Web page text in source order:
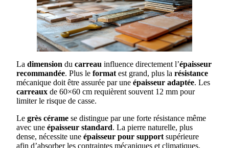
La dimension du carreau influence directement l’épaisseur
recommandée. Plus le format est grand, plus la résistance
mécanique doit être assurée par une épaisseur adaptée. Les
carreaux de 60×60 cm requièrent souvent 12 mm pour
limiter le risque de casse.
Le grès cérame se distingue par une forte résistance même
avec une épaisseur standard. La pierre naturelle, plus
dense, nécessite une épaisseur pour support supérieure
afin d’absorber les contraintes mécaniques et climatiques.